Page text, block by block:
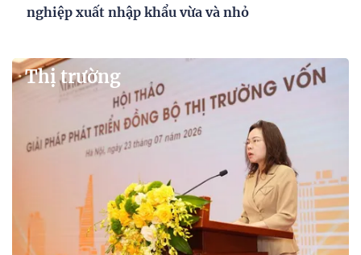
nghiệp xuất nhập khẩu vừa và nhỏ
Thị trường